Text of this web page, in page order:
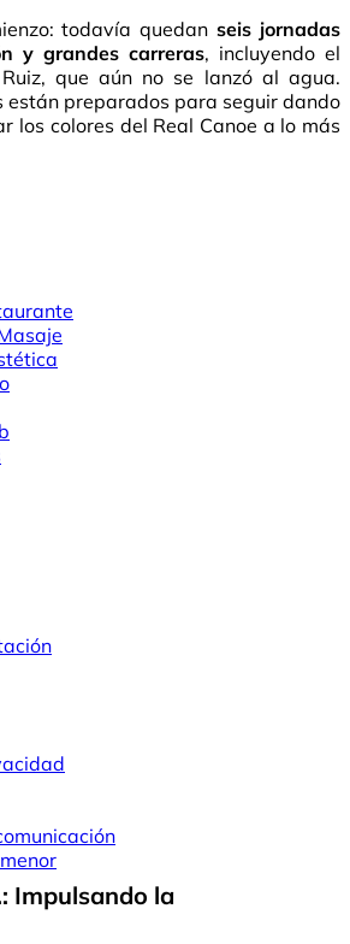
todavía quedanseis jornadas
y grandes carreras, incluyendo el
que aún no se lanzó al agua.
están preparados para seguir dando
los colores del Real Canoe a lo más
Impulsando la